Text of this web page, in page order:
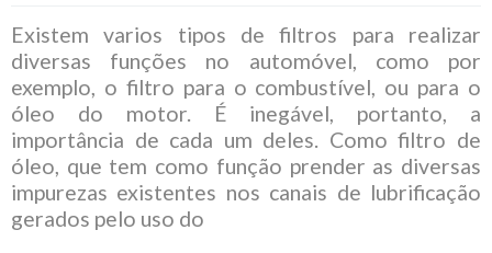
Existem varios tipos de filtros para realizar
diversas funções no automóvel, como por
exemplo, o filtro para o combustível, ou para o
óleo do motor. É inegável, portanto, a
importância de cada um deles. Como filtro de
óleo, que tem como função prender as diversas
impurezas existentes nos canais de lubrificação
gerados pelo uso do